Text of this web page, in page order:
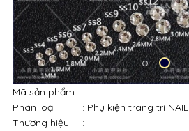
Mã sản phẩm
:
Phân loại
: Phụ kiện trang trí NAIL
Thương hiệu
: